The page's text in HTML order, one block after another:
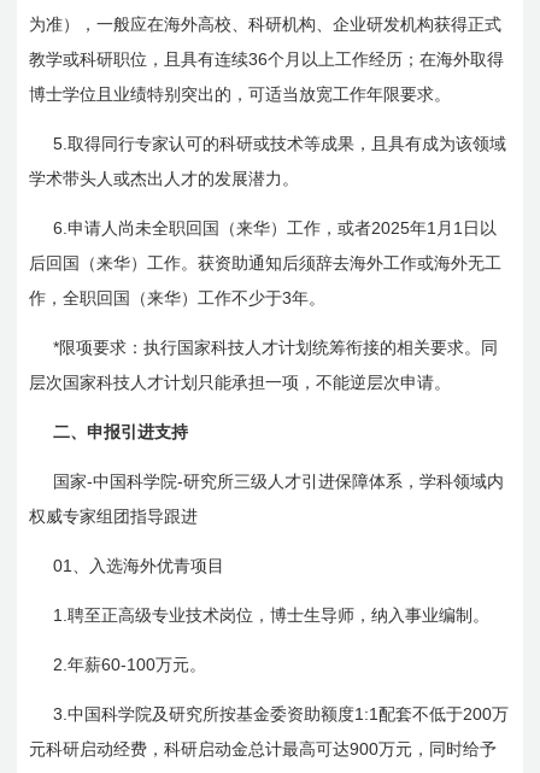
为准），一般应在海外高校、科研机构、企业研发机构获得正式
教学或科研职位，且具有连续36个月以上工作经历；在海外取得
博士学位且业绩特别突出的，可适当放宽工作年限要求。
5.取得同行专家认可的科研或技术等成果，且具有成为该领域
学术带头人或杰出人才的发展潜力。
6.申请人尚未全职回国（来华）工作，或者2025年1 月 1 日 以
后回国（来华）工作。获资助通知后须辞去海外工作或海外无工
作，全职回国（来华）工作不少于3年。
*限项要求：执行国家科技人才计划统筹衔接的相关要求。同
层次国家科技人才计划只能承担一项，不能逆层次申请。
二、申报引进支持
国家-中国科学院-研究所三级人才引进保障体系，学科领域内
权威专家组团指导跟进
01 、入选海外优青项目
1.聘至正高级专业技术岗位，博士生导师，纳入事业编制。
2.年薪60-100万元。
3.中国科学院及研究所按基金委资助额度1:1配套不低于200万
元科研启动经费，科研启动金总计最高可达900万元，同时给予